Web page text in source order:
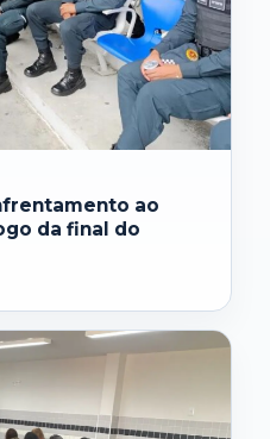
ao
da final do